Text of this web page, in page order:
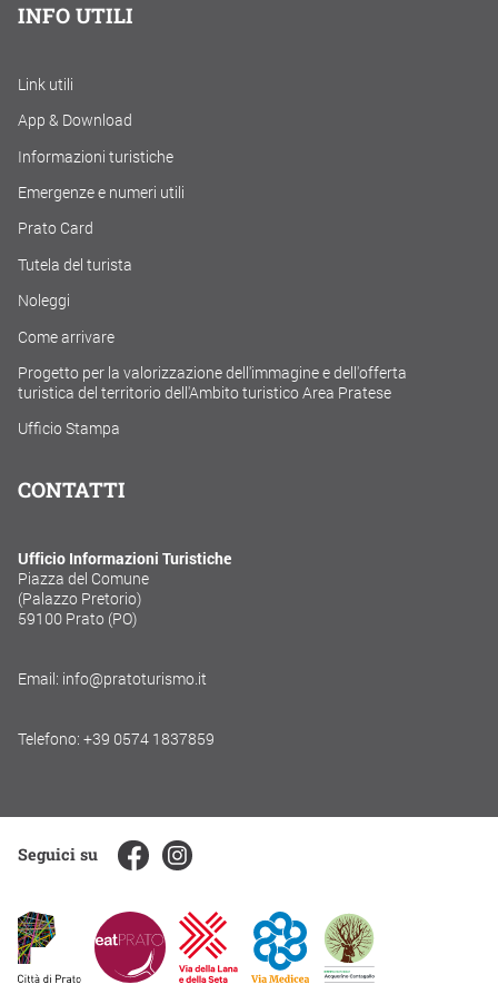
INFO UTILI
Link utili
App & Download
Informazioni turistiche
Emergenze e numeri utili
Prato Card
Tutela del turista
Noleggi
Come arrivare
Progetto per la valorizzazione dell'immagine e dell'offerta
turistica del territorio dell'Ambito turistico Area Pratese
Ufficio Stampa
CONTATTI
Ufficio Informazioni Turistiche
Piazza del Comune
(Palazzo Pretorio)
59100 Prato (PO)
Email: info@pratoturismo.it
Telefono: +39 0574 1837859
Seguici su